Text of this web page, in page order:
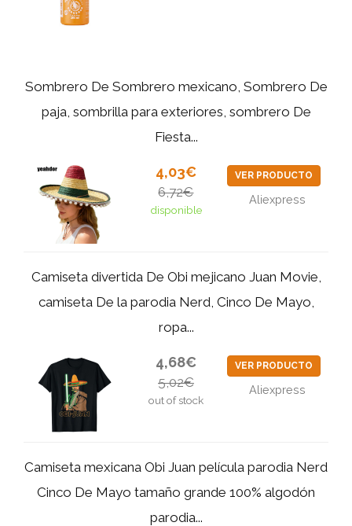
Sombrero De Sombrero mexicano, Sombrero De
paja, sombrilla para exteriores, sombrero De
Fiesta...
4,03€
6,72€
disponible
VER PRODUCTO
Aliexpress
Camiseta divertida De Obi mejicano Juan Movie,
camiseta De la parodia Nerd, Cinco De Mayo,
ropa...
4,68€
5,02€
out of stock
VER PRODUCTO
Aliexpress
Camiseta mexicana Obi Juan película parodia Nerd
Cinco De Mayo tamaño grande 100% algodón
parodia...